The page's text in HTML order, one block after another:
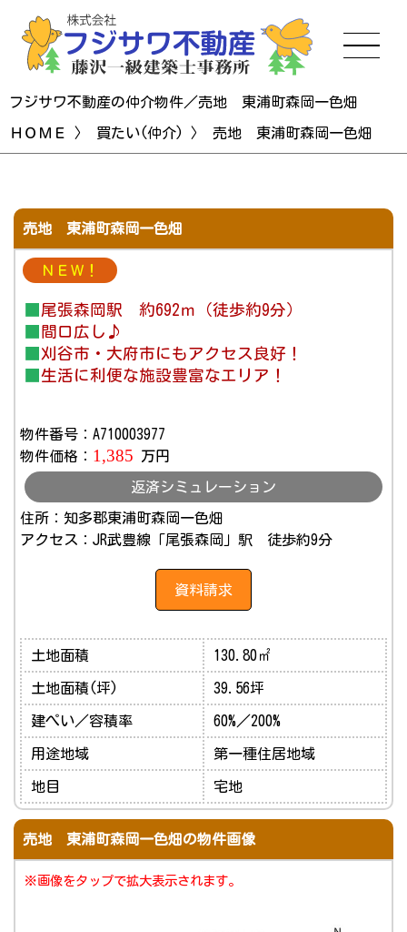
フジサワ不動産の仲介物件／売地 東浦町森岡一色畑
ＨＯＭＥ 〉 買たい(仲介) 〉 売地 東浦町森岡一色畑
売地 東浦町森岡一色畑
ＮＥＷ！
尾張森岡駅 約692ｍ（徒歩約9分）
間口広し♪
刈谷市・大府市にもアクセス良好！
生活に利便な施設豊富なエリア！
物件番号：A710003977
物件価格： 1,385 万円
返済シミュレーション
住所：知多郡東浦町森岡一色畑
アクセス：JR武豊線「尾張森岡」駅 徒歩約9分
資料請求
土地面積 130.80㎡
土地面積(坪) 39.56坪
建ぺい／容積率 60%／200%
用途地域 第一種住居地域
地目 宅地
売地 東浦町森岡一色畑の物件画像
※画像をタップで拡大表示されます。